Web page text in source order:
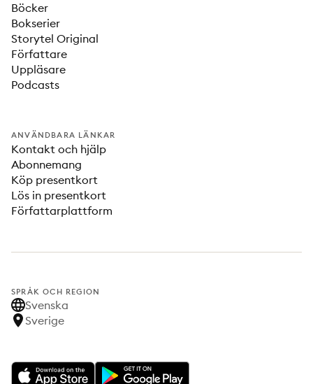
Böcker
Bokserier
Storytel Original
Författare
Uppläsare
Podcasts
ANVÄNDBARA LÄNKAR
Kontakt och hjälp
Abonnemang
Köp presentkort
Lös in presentkort
Författarplattform
SPRÅK OCH REGION
Svenska
Sverige